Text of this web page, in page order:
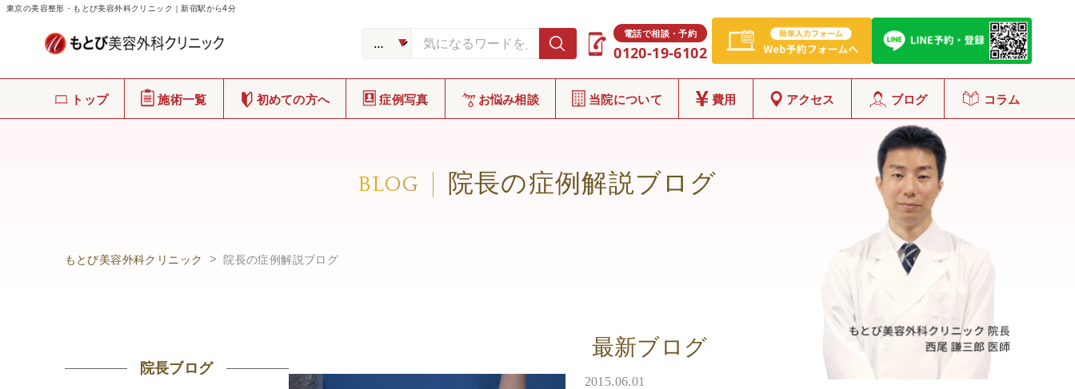
東京の美容整形・もとび美容外科クリニック｜新宿駅から4分
電話で相談・予約
0120-19-6102
トップ 施術一覧 初めての方へ 症例写真 お悩み相談 当院について 費用 アクセス ブログ コラム
BLOG 院長の症例解説ブログ
もとび美容外科クリニック 院長の症例解説ブログ
院長ブログ
最新ブログ
2015.06.01